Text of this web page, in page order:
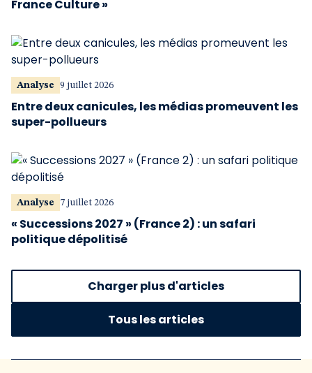
France Culture »
Analyse 9 juillet 2026
Entre deux canicules, les médias promeuvent les
super-pollueurs
Analyse 7 juillet 2026
« Successions 2027 » (France 2) : un safari
politique dépolitisé
Charger plus d'articles
Tous les articles